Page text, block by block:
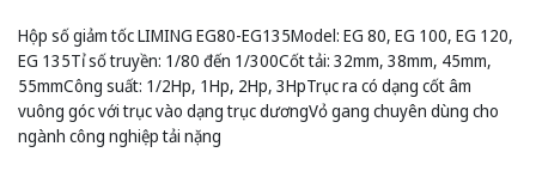
Hộp số giảm tốc LIMING EG80-EG135Model: EG 80, EG 100, EG 120,
EG 135Tỉ số truyền: 1/80 đến 1/300Cốt tải: 32mm, 38mm, 45mm,
55mmCông suất: 1/2Hp, 1Hp, 2Hp, 3HpTrục ra có dạng cốt âm
vuông góc với trục vào dạng trục dươngVỏ gang chuyên dùng cho
ngành công nghiệp tải nặng